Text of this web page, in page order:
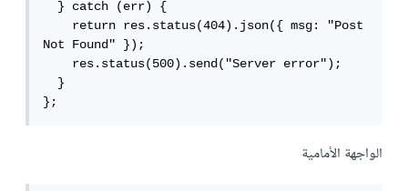
  } catch (err) {
    return res.status(404).json({ msg: "Post
Not Found" });
    res.status(500).send("Server error");
  }
};
الواجهة الأمامية